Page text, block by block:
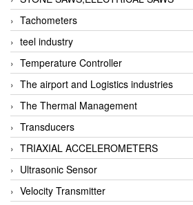
Tachometers
teel industry
Temperature Controller
The airport and Logistics industries
The Thermal Management
Transducers
TRIAXIAL ACCELEROMETERS
Ultrasonic Sensor
Velocity Transmitter